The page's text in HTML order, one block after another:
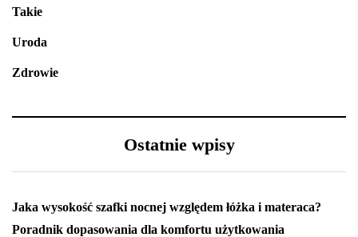
Takie
Uroda
Zdrowie
Ostatnie wpisy
Jaka wysokość szafki nocnej względem łóżka i materaca?
Poradnik dopasowania dla komfortu użytkowania